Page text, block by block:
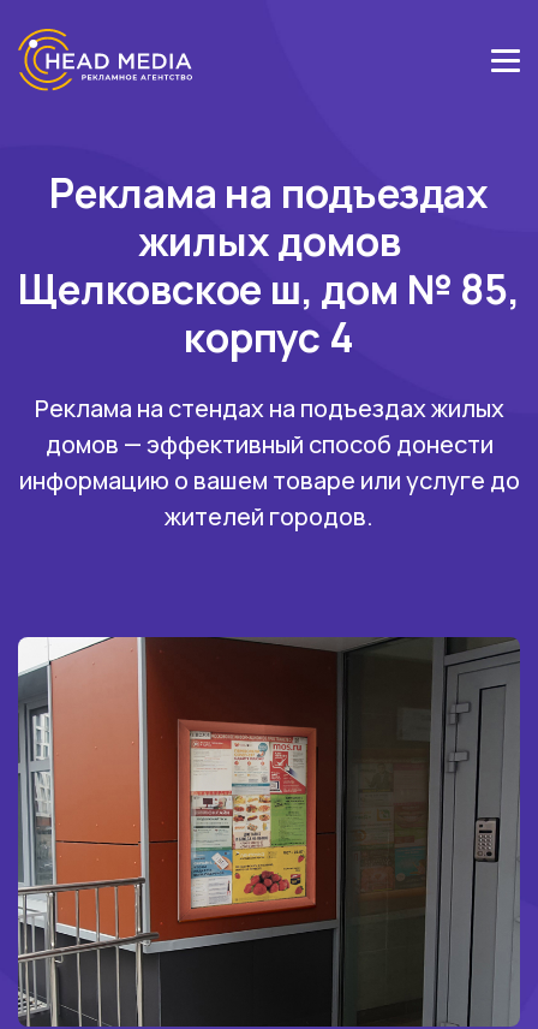
Реклама на подъездах
жилых домов
Щелковское ш, дом № 85,
корпус 4
Реклама на стендах на подъездах жилых
домов — эффективный способ донести
информацию о вашем товаре или услуге до
жителей городов.